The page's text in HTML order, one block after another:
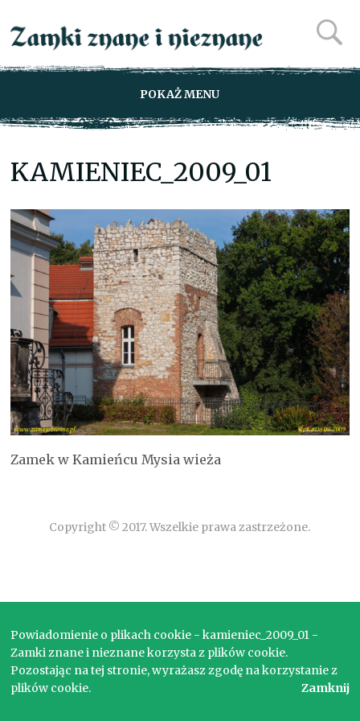
POKAŻ MENU
KAMIENIEC_2009_01
Zamek w Kamieńcu Mysia wieża
Copyright © 2017. Wszelkie prawa zastrzeżone.
Powiadomienie o plikach cookie - kamieniec_2009_01 -
Zamki znane i nieznane korzysta z plików cookie.
Pozostając na tej stronie, wyrażasz zgodę na korzystanie z
plików cookie.
Zamknij